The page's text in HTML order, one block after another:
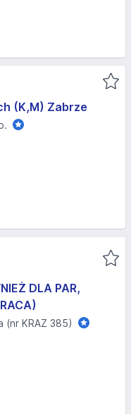
(K,M) Zabrze
DLA PAR,
(nr KRAZ 385)